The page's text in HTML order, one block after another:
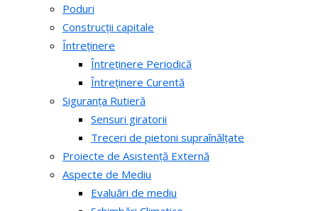
Poduri
Construcții capitale
Întreținere
Întreținere Periodică
Întreținere Curentă
Siguranța Rutieră
Sensuri giratorii
Treceri de pietoni supraînălțate
Proiecte de Asistență Externă
Aspecte de Mediu
Evaluări de mediu